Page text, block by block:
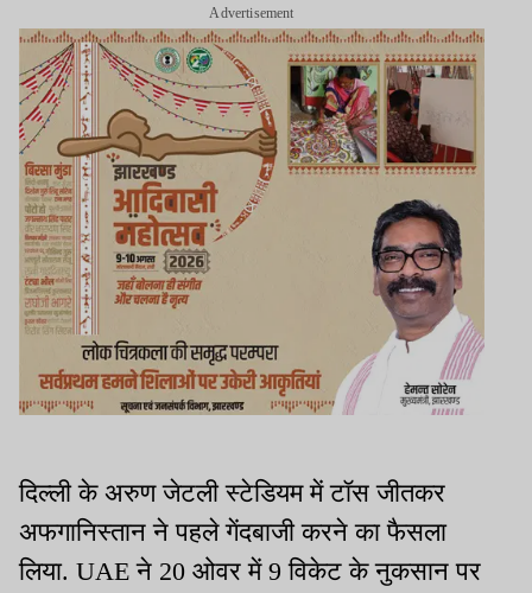
Advertisement
दिल्ली के अरुण जेटली स्टेडियम में टॉस जीतकर
अफगानिस्तान ने पहले गेंदबाजी करने का फैसला
लिया. UAE ने 20 ओवर में 9 विकेट के नुकसान पर